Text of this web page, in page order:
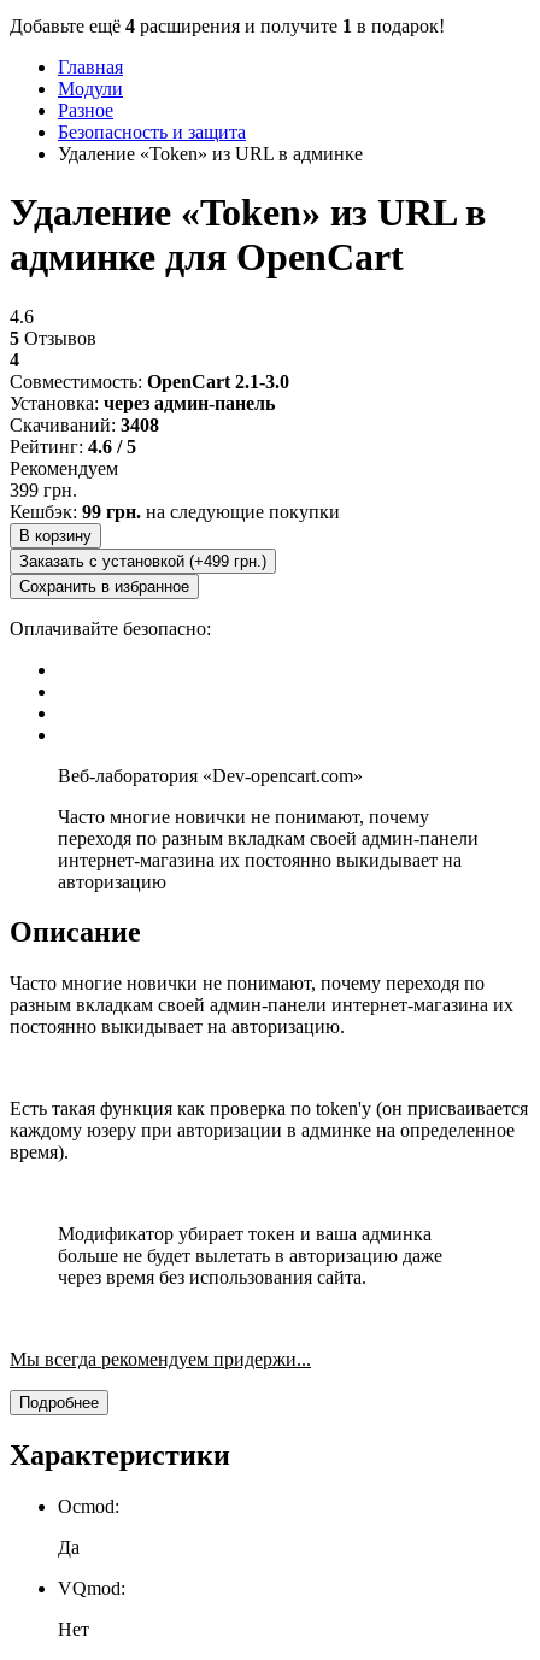
Добавьте ещё 4 расширения и получите 1 в подарок!
Главная
Модули
Разное
Безопасность и защита
Удаление «‎Token» из URL в админке
Удаление «‎Token» из URL в
админке для OpenCart
4.6
5 Отзывов
4
Совместимость: OpenCart 2.1-3.0
Установка: через админ-панель
Скачиваний: 3408
Рейтинг: 4.6 / 5
Рекомендуем
399 грн.
Кешбэк: 99 грн. на следующие покупки
В корзину
Заказать с установкой (+499 грн.)
Сохранить в избранное
Оплачивайте безопасно:
Часто многие новички не понимают, почему
переходя по разным вкладкам своей админ-панели
интернет-магазина их постоянно выкидывает на
авторизацию
Описание
Часто многие новички не понимают, почему переходя по
разным вкладкам своей админ-панели интернет-магазина их
постоянно выкидывает на авторизацию.
Есть такая функция как проверка по token'у (он присваивается
каждому юзеру при авторизации в админке на определенное
время).
Модификатор убирает токен и ваша админка
больше не будет вылетать в авторизацию даже
через время без использования сайта.
Мы всегда рекомендуем придержи...
Подробнее
Характеристики
Ocmod:
Да
VQmod:
Нет